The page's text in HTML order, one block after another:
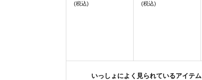
(税込)
(税込)
いっしょによく見られているアイテム